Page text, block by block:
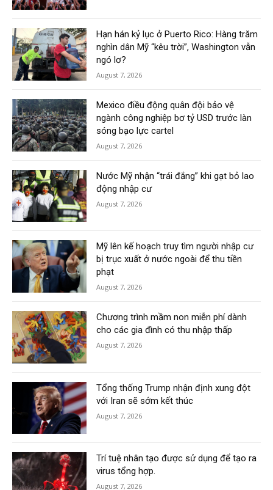
Hạn hán kỷ lục ở Puerto Rico: Hàng trăm
nghìn dân Mỹ “kêu trời”, Washington vẫn
ngó lơ?
August 7, 2026
Mexico điều động quân đội bảo vệ
ngành công nghiệp bơ tỷ USD trước làn
sóng bạo lực cartel
August 7, 2026
Nước Mỹ nhận “trái đắng” khi gạt bỏ lao
động nhập cư
August 7, 2026
Mỹ lên kế hoạch truy tìm người nhập cư
bị trục xuất ở nước ngoài để thu tiền
phạt
August 7, 2026
Chương trình mầm non miễn phí dành
cho các gia đình có thu nhập thấp
August 7, 2026
Tổng thống Trump nhận định xung đột
với Iran sẽ sớm kết thúc
August 7, 2026
Trí tuệ nhân tạo được sử dụng để tạo ra
virus tổng hợp.
August 7, 2026